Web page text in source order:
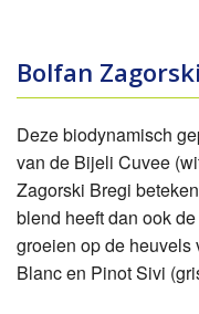
Bolfan
Deze biodynamisch
van de Bijeli Cuvee
Zagorski Bregi
blend heeft dan ook
groeien op de heuvels
Blanc en Pinot Sivi